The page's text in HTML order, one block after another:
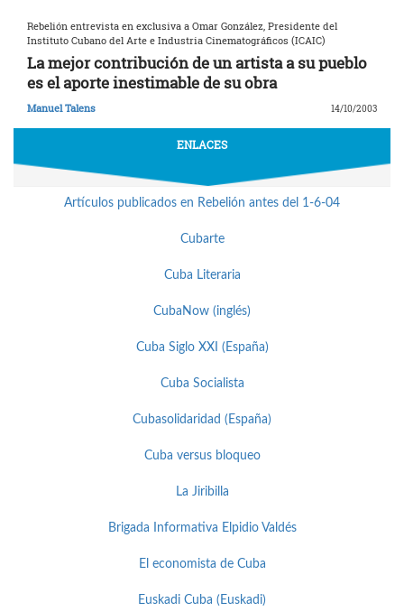
Rebelión entrevista en exclusiva a Omar González, Presidente del
Instituto Cubano del Arte e Industria Cinematográficos (ICAIC)
La mejor contribución de un artista a su pueblo
es el aporte inestimable de su obra
Manuel Talens 14/10/2003
ENLACES
Artículos publicados en Rebelión antes del 1-6-04
Cubarte
Cuba Literaria
CubaNow (inglés)
Cuba Siglo XXI (España)
Cuba Socialista
Cubasolidaridad (España)
Cuba versus bloqueo
La Jiribilla
Brigada Informativa Elpidio Valdés
El economista de Cuba
Euskadi Cuba (Euskadi)